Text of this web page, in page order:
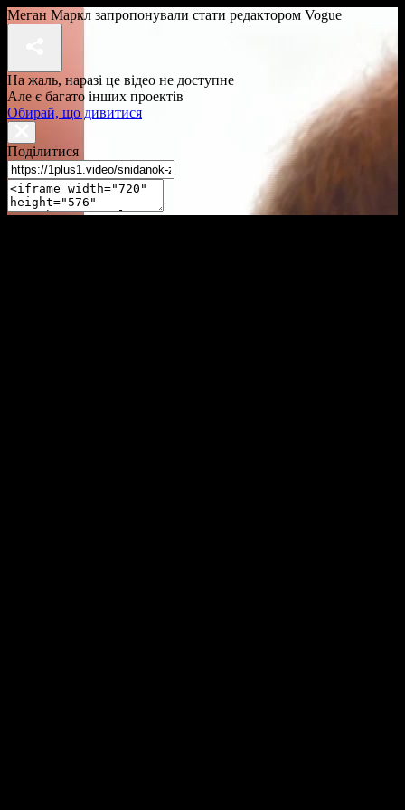
Меган Маркл запропонували стати редактором Vogue
На жаль, наразі це відео не доступне
Але є багато інших проектів
Обирай, що дивитися
Поділитися